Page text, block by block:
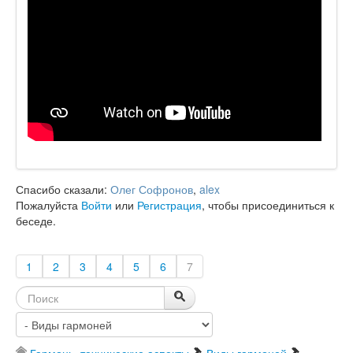
Спасибо сказали: Олег Софронов, alex
Пожалуйста Войти или Регистрация, чтобы присоединиться к
беседе.
1 2 3 4 5 6 7